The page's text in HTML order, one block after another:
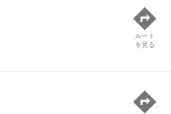
ルート
を見る